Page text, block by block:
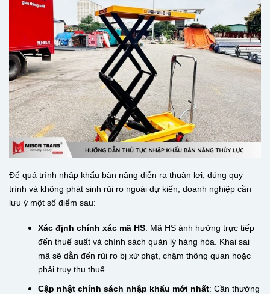
Để quá trình nhập khẩu bàn nâng diễn ra thuận lợi, đúng quy
trình và không phát sinh rủi ro ngoài dự kiến, doanh nghiệp cần
lưu ý một số điểm sau:
Xác định chính xác mã HS: Mã HS ảnh hưởng trực tiếp
đến thuế suất và chính sách quản lý hàng hóa. Khai sai
mã sẽ dẫn đến rủi ro bị xử phạt, chậm thông quan hoặc
phải truy thu thuế.
Cập nhật chính sách nhập khẩu mới nhất: Cần thường